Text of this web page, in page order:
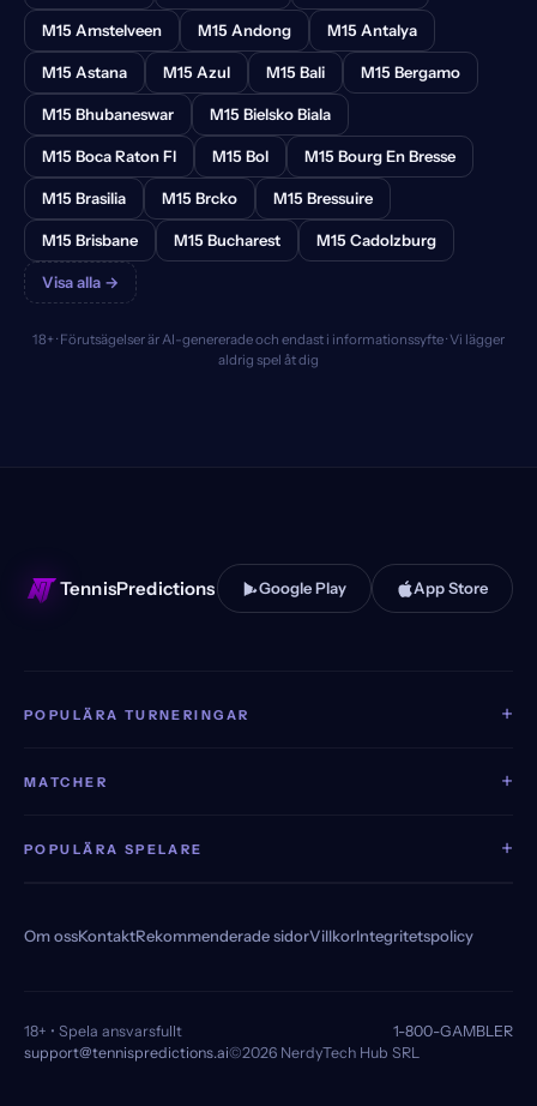
M15 Amstelveen M15 Andong M15 Antalya
M15 Astana M15 Azul M15 Bali M15 Bergamo
M15 Bhubaneswar M15 Bielsko Biala
M15 Boca Raton Fl M15 Bol M15 Bourg En Bresse
M15 Brasilia M15 Brcko M15 Bressuire
M15 Brisbane M15 Bucharest M15 Cadolzburg
Visa alla →
18+ · Förutsägelser är AI-genererade och endast i informationssyfte · Vi lägger
aldrig spel åt dig
TennisPredictions Google Play App Store
POPULÄRA TURNERINGAR +
MATCHER +
POPULÄRA SPELARE +
Om ossKontaktRekommenderade sidorVillkorIntegritetspolicy
18+ • Spela ansvarsfullt
1-800-GAMBLER
support@tennispredictions.ai©2026 NerdyTech Hub SRL